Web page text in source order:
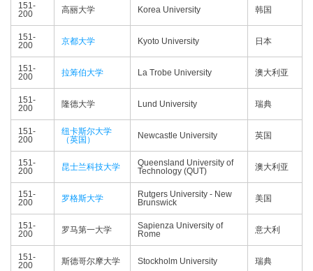
151-
200
高丽大学 Korea University 韩国
151-
200
京都大学 Kyoto University 日本
151-
200
拉筹伯大学 La Trobe University 澳大利亚
151-
200
隆德大学 Lund University 瑞典
151-
200
纽卡斯尔大学
（英国）
Newcastle University 英国
151-
200
昆士兰科技大学
Queensland University of
Technology (QUT)
澳大利亚
151-
200
罗格斯大学
Rutgers University - New
Brunswick
美国
151-
200
罗马第一大学
Sapienza University of
Rome
意大利
151-
200
斯德哥尔摩大学 Stockholm University 瑞典